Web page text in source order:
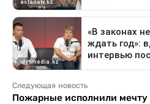
Следующая новость
Пожарные исполнили мечту